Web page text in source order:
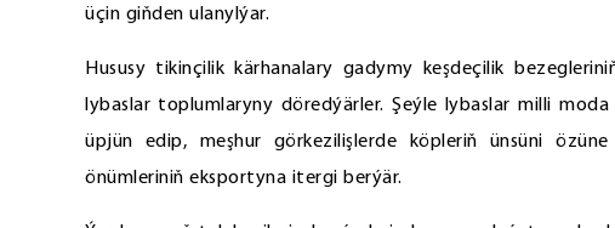
üçin giňden ulanylýar.
Hususy tikinçilik kärhanalary gadymy keşdeçilik
lybaslar toplumlaryny döredýärler. Şeýle lybaslar milli
üpjün edip, meşhur görkezilişlerde köpleriň ünsüni
önümleriniň eksportyna itergi berýär.